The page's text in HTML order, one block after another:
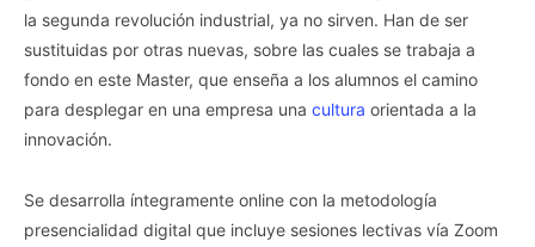
la segunda revolución industrial, ya no sirven. Han de ser
sustituidas por otras nuevas, sobre las cuales se trabaja a
fondo en este Master, que enseña a los alumnos el camino
para desplegar en una empresa una cultura orientada a la
innovación.
Se desarrolla íntegramente online con la metodología
presencialidad digital que incluye sesiones lectivas vía Zoom